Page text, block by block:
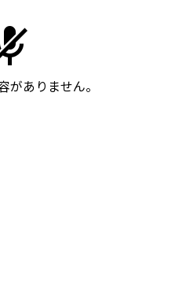
がありません。